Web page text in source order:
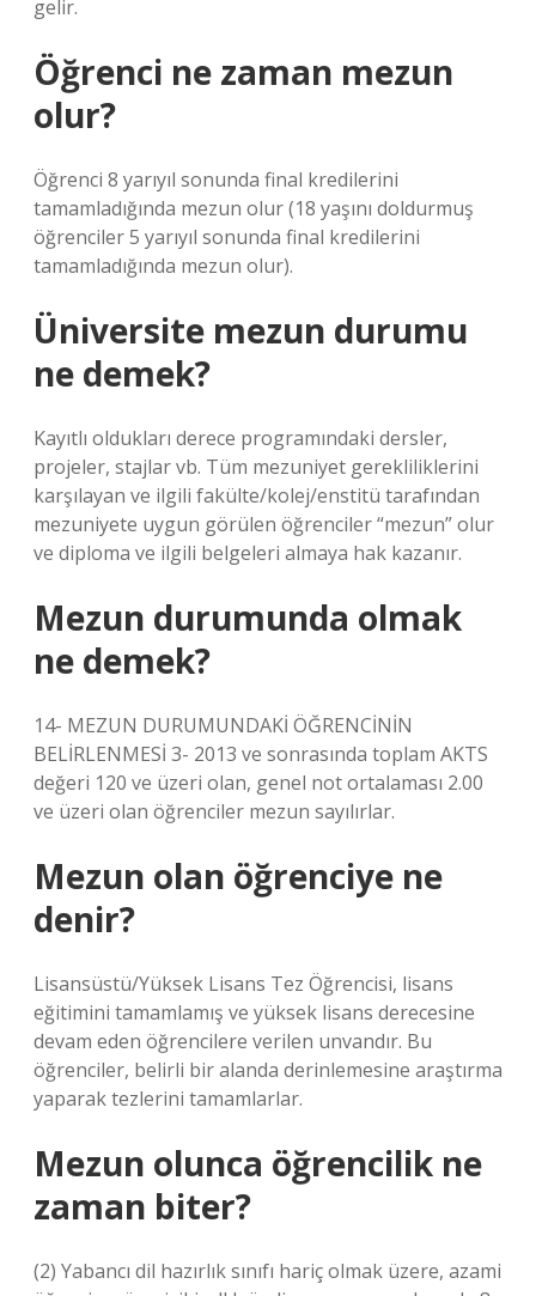
gelir.
Öğrenci ne zaman mezun
olur?
Öğrenci 8 yarıyıl sonunda final kredilerini
tamamladığında mezun olur (18 yaşını doldurmuş
öğrenciler 5 yarıyıl sonunda final kredilerini
tamamladığında mezun olur).
Üniversite mezun durumu
ne demek?
Kayıtlı oldukları derece programındaki dersler,
projeler, stajlar vb. Tüm mezuniyet gerekliliklerini
karşılayan ve ilgili fakülte/kolej/enstitü tarafından
mezuniyete uygun görülen öğrenciler “mezun” olur
ve diploma ve ilgili belgeleri almaya hak kazanır.
Mezun durumunda olmak
ne demek?
14- MEZUN DURUMUNDAKİ ÖĞRENCİNİN
BELİRLENMESİ 3- 2013 ve sonrasında toplam AKTS
değeri 120 ve üzeri olan, genel not ortalaması 2.00
ve üzeri olan öğrenciler mezun sayılırlar.
Mezun olan öğrenciye ne
denir?
Lisansüstü/Yüksek Lisans Tez Öğrencisi, lisans
eğitimini tamamlamış ve yüksek lisans derecesine
devam eden öğrencilere verilen unvandır. Bu
öğrenciler, belirli bir alanda derinlemesine araştırma
yaparak tezlerini tamamlarlar.
Mezun olunca öğrencilik ne
zaman biter?
(2) Yabancı dil hazırlık sınıfı hariç olmak üzere, azami